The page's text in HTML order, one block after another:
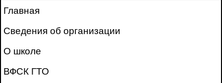
Главная
Сведения об организации
О школе
ВФСК ГТО